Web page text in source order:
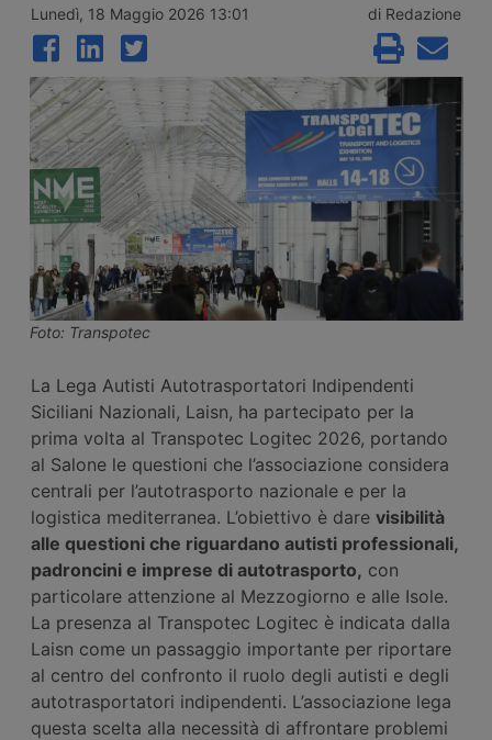
Lunedì, 18 Maggio 2026 13:01 di Redazione
Foto: Transpotec
La Lega Autisti Autotrasportatori Indipendenti
Siciliani Nazionali, Laisn, ha partecipato per la
prima volta al Transpotec Logitec 2026, portando
al Salone le questioni che l’associazione considera
centrali per l’autotrasporto nazionale e per la
logistica mediterranea. L’obiettivo è dare visibilità
alle questioni che riguardano autisti professionali,
padroncini e imprese di autotrasporto, con
particolare attenzione al Mezzogiorno e alle Isole.
La presenza al Transpotec Logitec è indicata dalla
Laisn come un passaggio importante per riportare
al centro del confronto il ruolo degli autisti e degli
autotrasportatori indipendenti. L’associazione lega
questa scelta alla necessità di affrontare problemi